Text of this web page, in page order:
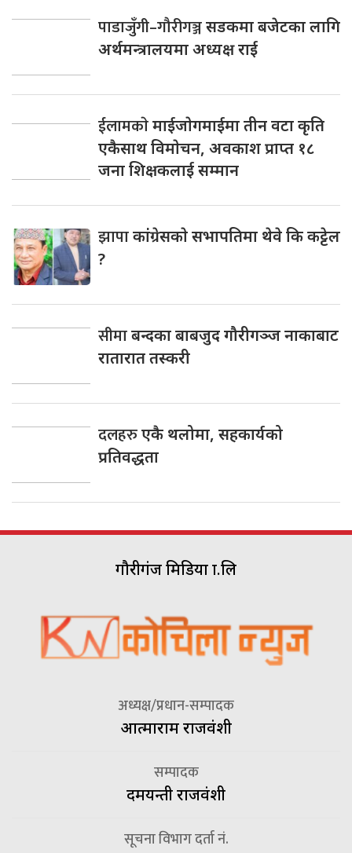
पाडाजुँगी–गौरीगञ्जसडकमा बजेटका लागि
अर्थमन्त्रालयमा अध्यक्ष राई
ईलामकाेमाईजाेगमाईमा तीन वटा कृति
एकैसाथ विमाेचन, अवकाश प्राप्त १८
जना शिक्षकलाई सम्मान
झापाकांंग्रेसकाे सभापतिमा थेवे कि कट्टेल
?
सीमाबन्दका बाबजुद गौरीगञ्ज नाकाबाट
रातारात तस्करी
दलहरुएकै थलोमा, सहकार्यको
प्रतिवद्धता
गौरीगंज मिडिया प्रा.लि
अध्यक्ष/प्रधान-सम्पादक
आत्माराम राजवंशी
सम्पादक
दमयन्ती राजवंशी
सूचना विभाग दर्ता नं.